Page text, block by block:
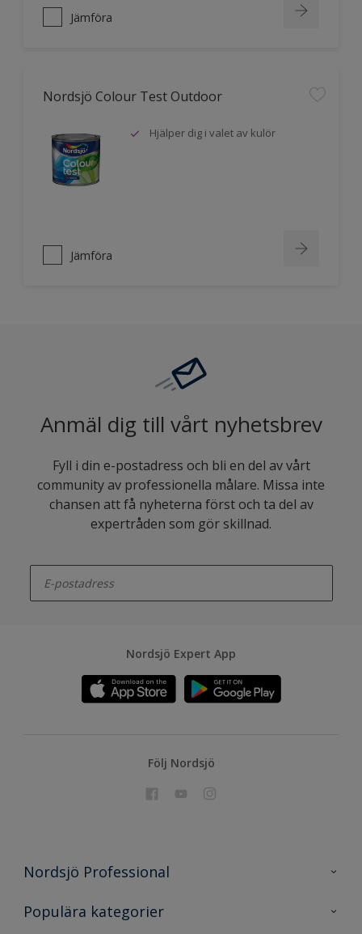
Jämföra
Nordsjö Colour Test Outdoor
Hjälper dig i valet av kulör
Jämföra
Anmäl dig till vårt nyhetsbrev
Fyll i din e-postadress och bli en del av vårt
community av professionella målare. Missa inte
chansen att få nyheterna först och ta del av
expertråden som gör skillnad.
Nordsjö Expert App
Följ Nordsjö
Nordsjö Professional
Kontakta oss
Populära kategorier